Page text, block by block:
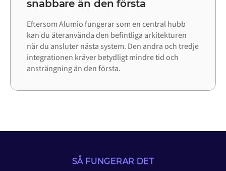
snabbare än den första
Eftersom Alumio fungerar som en central hubb
kan du återanvända den befintliga arkitekturen
när du ansluter nästa system. Den andra och tredje
integrationen kräver betydligt mindre tid och
ansträngning än den första.
SÅ FUNGERAR DET